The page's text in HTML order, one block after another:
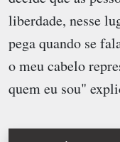
liberdade, nesse
pega quando se
o meu cabelo
quem eu sou"